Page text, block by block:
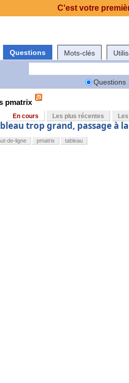
Questions Mots-clés
Questions
pmatrix
En cours Les plus récentes
trop grand, passage à
de-ligne pmatrix tableau
C'est votre